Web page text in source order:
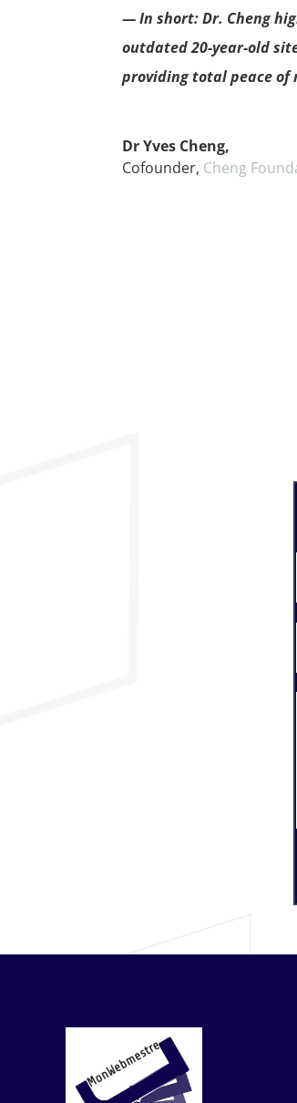
— In short: Dr. Cheng
outdated 20-year-old
providing total peace of
Dr Yves Cheng,
Cofounder, Cheng